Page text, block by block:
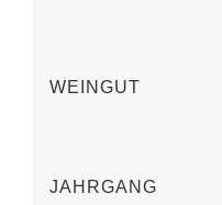
WEINGUT
JAHRGANG